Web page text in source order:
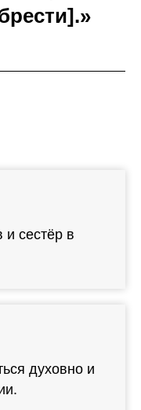
сестёр в
духовно и